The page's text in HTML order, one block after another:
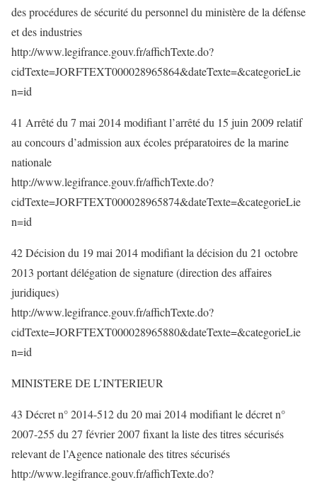
des procédures de sécurité du personnel du ministère de la défense
et des industries
http://www.legifrance.gouv.fr/affichTexte.do?
cidTexte=JORFTEXT000028965864&dateTexte=&categorieLie
n=id
41 Arrêté du 7 mai 2014 modifiant l’arrêté du 15 juin 2009 relatif
au concours d’admission aux écoles préparatoires de la marine
nationale
http://www.legifrance.gouv.fr/affichTexte.do?
cidTexte=JORFTEXT000028965874&dateTexte=&categorieLie
n=id
42 Décision du 19 mai 2014 modifiant la décision du 21 octobre
2013 portant délégation de signature (direction des affaires
juridiques)
http://www.legifrance.gouv.fr/affichTexte.do?
cidTexte=JORFTEXT000028965880&dateTexte=&categorieLie
n=id
MINISTERE DE L’INTERIEUR
43 Décret n° 2014-512 du 20 mai 2014 modifiant le décret n°
2007-255 du 27 février 2007 fixant la liste des titres sécurisés
relevant de l’Agence nationale des titres sécurisés
http://www.legifrance.gouv.fr/affichTexte.do?